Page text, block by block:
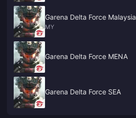
Garena Delta Force Malaysia
MY
Garena Delta Force MENA
Garena Delta Force SEA